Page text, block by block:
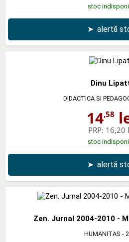
stoc
➤ alertă
Dinu
DIDACTICA SI
14,58
PRP: 16,20
stoc
➤ alertă
Zen. Jurnal 2004-2010 -
HUMANITAS -